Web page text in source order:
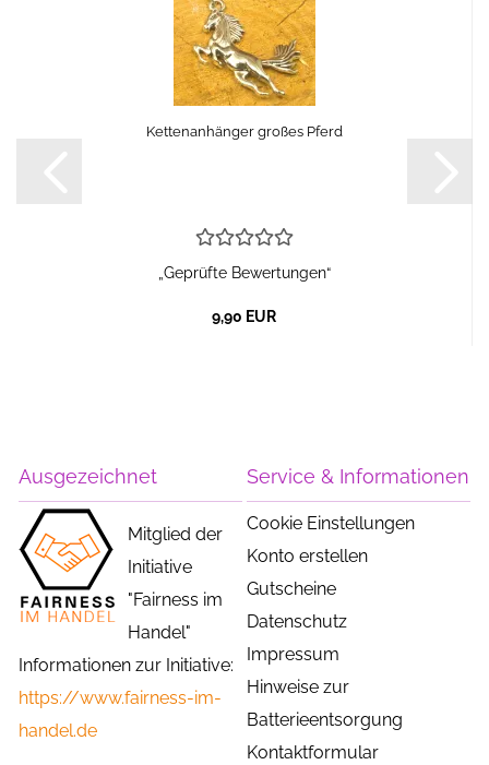
Kettenanhänger großes Pferd
„Geprüfte Bewertungen“
9,90 EUR
Ausgezeichnet
Mitglied der
Initiative
"Fairness im
Handel"
Informationen zur Initiative:
https://www.fairness-im-
handel.de
Service & Informationen
Cookie Einstellungen
Konto erstellen
Gutscheine
Datenschutz
Impressum
Hinweise zur
Batterieentsorgung
Kontaktformular